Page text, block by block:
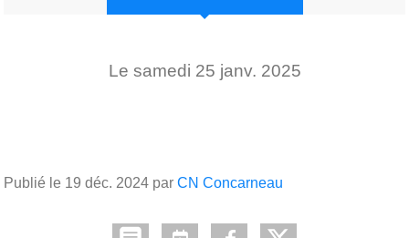
Le samedi 25 janv. 2025
Publié le 19 déc. 2024 par CN Concarneau